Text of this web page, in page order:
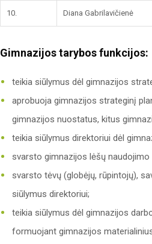
10. Diana Gabrilavičienė
Gimnazijos tarybos funkcijos:
teikia siūlymus dėl gimnazijos
aprobuoja gimnazijos strateginį
gimnazijos nuostatus, kitus
teikia siūlymus direktoriui dėl
svarsto gimnazijos lėšų naudojimo
svarsto tėvų (globėjų, rūpintojų),
siūlymus direktoriui;
teikia siūlymus dėl gimnazijos
formuojant gimnazijos